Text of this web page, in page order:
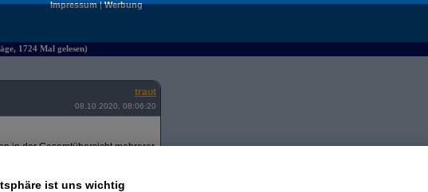
Impressum|Werbung
1724 Mal gelesen)
traut
08.10.2020, 08:06:20
in der Gesamtübersicht mehrerer
an mehreren Parametern drehen
ist uns wichtig